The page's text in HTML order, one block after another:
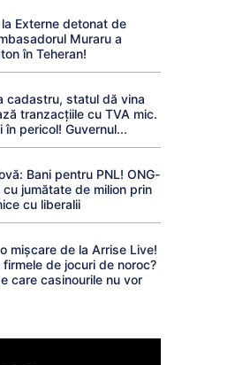
Externe detonat de
Muraru a
în Teheran!
cadastru, statul dă vina
tranzacțiile cu TVA mic.
pericol! Guvernul...
Bani pentru PNL! ONG-
jumătate de milion prin
cu liberalii
mișcare de la Arrise Live!
de jocuri de noroc?
care casinourile nu vor